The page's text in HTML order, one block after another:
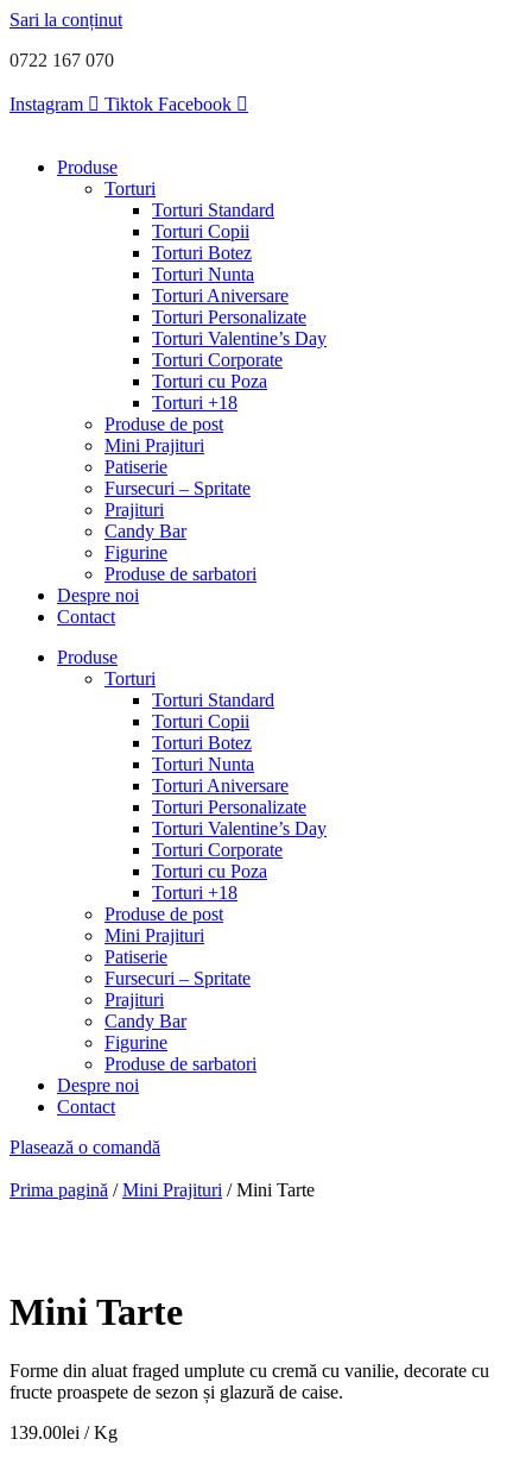
Sari la conținut
0722 167 070
Instagram Tiktok Facebook
Produse
Torturi
Torturi Standard
Torturi Copii
Torturi Botez
Torturi Nunta
Torturi Aniversare
Torturi Personalizate
Torturi Valentine’s Day
Torturi Corporate
Torturi cu Poza
Torturi +18
Produse de post
Mini Prajituri
Patiserie
Fursecuri – Spritate
Prajituri
Candy Bar
Figurine
Produse de sarbatori
Despre noi
Contact
Produse
Torturi
Torturi Standard
Torturi Copii
Torturi Botez
Torturi Nunta
Torturi Aniversare
Torturi Personalizate
Torturi Valentine’s Day
Torturi Corporate
Torturi cu Poza
Torturi +18
Produse de post
Mini Prajituri
Patiserie
Fursecuri – Spritate
Prajituri
Candy Bar
Figurine
Produse de sarbatori
Despre noi
Contact
Plasează o comandă
Prima pagină /Mini Prajituri / Mini Tarte
Mini Tarte
Forme din aluat fraged umplute cu cremă cu vanilie, decorate cu
fructe proaspete de sezon și glazură de caise.
139.00lei / Kg